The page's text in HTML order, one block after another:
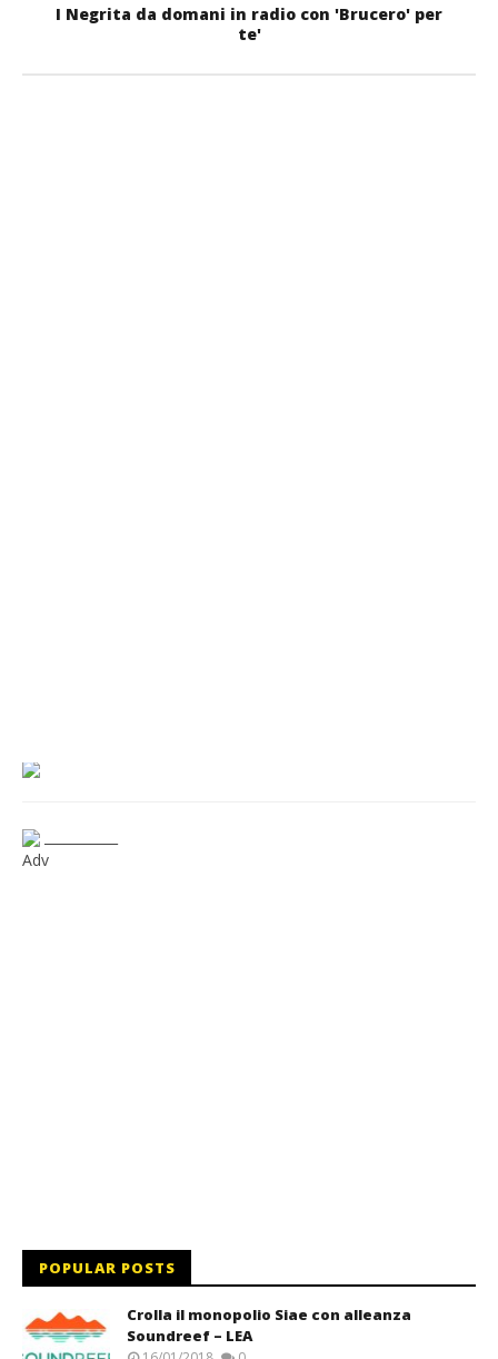
I Negrita da domani in radio con 'Brucero' per
te'
Adv
POPULAR POSTS
Crolla il monopolio Siae con alleanza
Soundreef – LEA